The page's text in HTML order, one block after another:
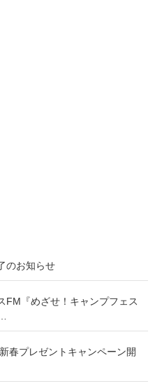
のお知らせ
FM『めざせ！キャンプフェス
春プレゼントキャンペーン開